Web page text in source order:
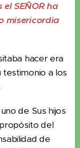
SEÑOR ha
misericordia
hacer era
testimonio a los
de Sus hijos
del
de